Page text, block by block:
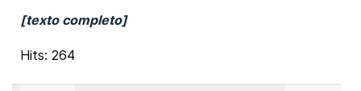
[texto completo]
Hits: 264